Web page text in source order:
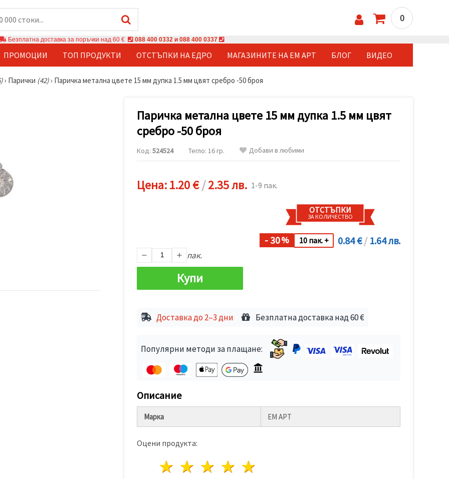
0
Безплатна доставка за поръчки над 60 € 088 400 0332 и 088 400 0337
ПРОМОЦИИ ТОП ПРОДУКТИ ОТСТЪПКИ НА ЕДРО МАГАЗИНИТЕ НА ЕМ АРТ БЛОГ ВИДЕО
› Парички (42)› Паричка метална цвете 15 мм дупка 1.5 мм цвят сребро -50 броя
Паричка метална цвете 15 мм дупка 1.5 мм цвят
сребро -50 броя
Код: 524524 Тегло: 16 гр. Добави в любими
Цена:1.20 €/2.35 лв. 1-9 пак.
ОТСТЪПКИ
ЗА КОЛИЧЕСТВО
- 30% 10 пак. + 0.84 €/ 1.64 лв.
пак.
Купи
Доставка до 2–3 дни Безплатна доставка над 60 €
Популярни методи за плащане:
Описание
Марка ЕМ АРТ
Оцени продукта:
4 звезди
3 звезди
2 звезди
1 звезда